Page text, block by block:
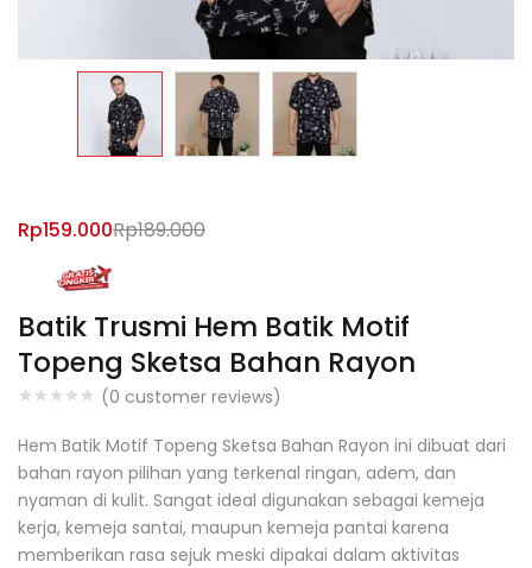
Batik Trusmi Hem Batik Motif
Topeng Sketsa Bahan Rayon
(0 customer reviews)
Rp159.000Rp189.000
Hem Batik Motif Topeng Sketsa Bahan Rayon ini dibuat dari
bahan rayon pilihan yang terkenal ringan, adem, dan
nyaman di kulit. Sangat ideal digunakan sebagai kemeja
kerja, kemeja santai, maupun kemeja pantai karena
memberikan rasa sejuk meski dipakai dalam aktivitas